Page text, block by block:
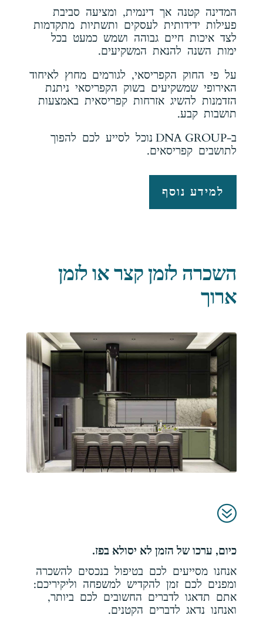
המדינה קטנה אך דינמית, ומציעה סביבת
פעילות ידידותית לעסקים ותשתיות מתקדמות
לצד איכות חיים גבוהה ושמש כמעט בכל
ימות השנה להנאת המשקיעים.
על פי החוק הקפריסאי, לגורמים מחוץ לאיחוד
האירופי שמשקיעים בשוק הקפריסאי ניתנת
הזדמנות להשיג אזרחות קפריסאית באמצעות
תושבות קבע.
ב-DNA GROUP נוכל לסייע לכם להפוך
לתושבים קפריסאים.
למידע נוסף
השכרה לזמן קצר או לזמן
ארוך
?
כיום, ערכו של הזמן לא יסולא בפז.
אנחנו מסייעים לכם בטיפול בנכסים להשכרה
ומפנים לכם זמן להקדיש למשפחה וליקיריכם:
אתם תדאגו לדברים החשובים לכם ביותר,
ואנחנו נדאג לדברים הקטנים.